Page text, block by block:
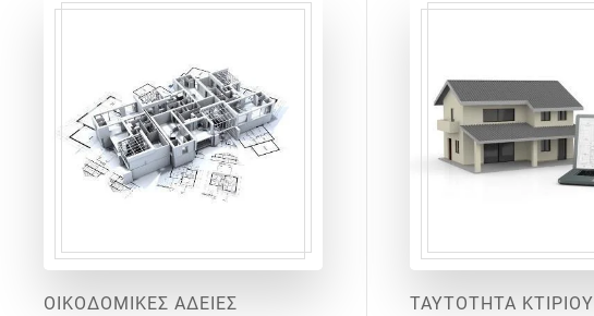
ΟΙΚΟΔΟΜΙΚΕΣ ΑΔΕΙΕΣ
ΤΑΥΤΟΤΗΤΑ ΚΤΙΡΙΟΥ